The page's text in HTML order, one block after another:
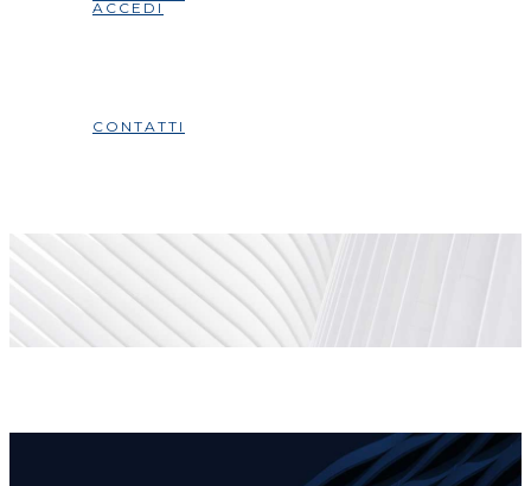
ACCEDI
CONTATTI